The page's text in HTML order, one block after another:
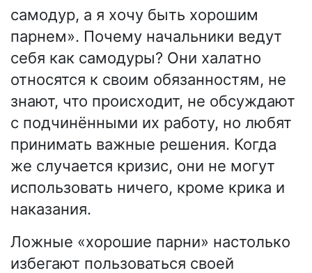
самодур, а я хочу быть хорошим
парнем». Почему начальники ведут
себя как самодуры? Они халатно
относятся к своим обязанностям, не
знают, что происходит, не обсуждают
с подчинёнными их работу, но любят
принимать важные решения. Когда
же случается кризис, они не могут
использовать ничего, кроме крика и
наказания.
Ложные «хорошие парни» настолько
избегают пользоваться своей